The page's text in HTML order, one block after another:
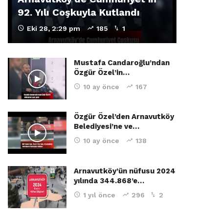
92. Yılı Coşkuyla Kutlandı
Eki 28, 2:29 pm 185 1
Mustafa Candaroğlu’ndan
Özgür Özel’in…
10 ay önce 167
Özgür Özel’den Arnavutköy
Belediyesi’ne ve…
10 ay önce 138
Arnavutköy’ün nüfusu 2024
yılında 344.868’e…
1 yıl önce 296 2